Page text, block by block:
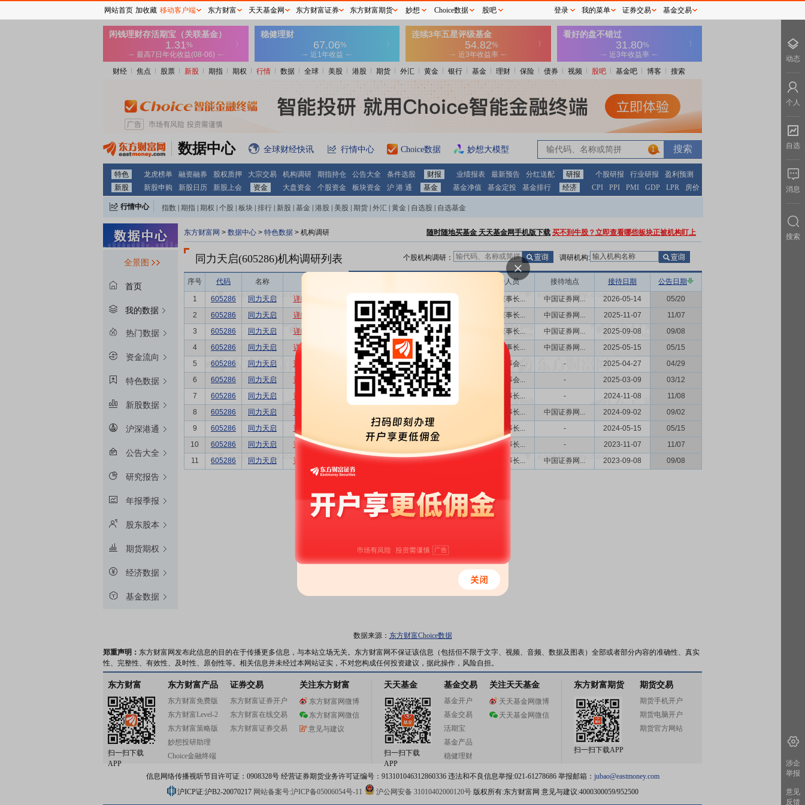
财经 焦点 股票 新股 期指 期权 行情 数据 全球 美股 港股 期货 外汇 黄金 银行 基金 理财 保险 债券 视频 股吧 基金吧 博客 搜索
数据中心 全球财经快讯 行情中心 Choice数据 妙想大模型 1
特色 龙虎榜单 融资融券 股权质押 大宗交易 机构调研 期指持仓 公告大全 条件选股 财报 业绩报表 最新预告 分红送配 研报 个股研报 行业研报
盈利预测
新股
新股申购 新股日历 新股上会 资金 大盘资金 个股资金 板块资金 沪 港 通 基金 基金净值 基金定投 基金排行 经济 CPI PPI PMI GDP LPR 房价
行情中心 指数 期指 期权 个股 板块 排行 新股 基金 港股 美股 期货 外汇 黄金 自选股 自选基金
全景图
首页
我的数据
热门数据
资金流向
特色数据
新股数据
沪深港通
公告大全
研究报告
年报季报
股东股本
期货期权
经济数据
基金数据
东方财富网 > 数据中心 > 特色数据 > 机构调研 随时随地买基金 天天基金网手机版下载 买不到牛股？立即查看哪些板块正被机构盯上
同力天启(605286)机构调研列表 个股机构调研： 调研机构:
序号 代码 名称 接待人员 接待地点 接待日期 公告日期
1 605286 同力天启 详细 1 业绩说明会,... 公司董事长... 中国证券网... 2026-05-14
05/20
2
605286 同力天启 详细 1 业绩说明会,... 公司董事长... 中国证券网... 2025-11-07
11/07
3
605286 同力天启 详细 1 业绩说明会,... 公司董事长... 中国证券网... 2025-09-08
09/08
4
605286 同力天启 详细 1 业绩说明会,... 公司董事长... 中国证券网... 2025-05-15
05/15
5
605286 同力天启 详细 22 分析师会议,... 公司董事会... - 2025-04-27
04/29
6
605286 同力天启 详细 19 分析师会议,... 公司董事会... - 2025-03-09
03/12
7
605286 同力天启 详细 1 业绩说明会,... 公司董事长... - 2024-11-08
11/08
8
605286 同力天启 详细 公司董事长... 中国证券网... 2024-09-02
09/02
9
605286 同力天启 详细 1 业绩说明会,... 公司董事长... - 2024-05-15
05/15
10
605286 同力天启 详细 数据 股吧 公司董事长... - 2023-11-07
11/07
11
605286 同力天启 详细 1 业绩说明会 公司董事长... 中国证券网... 2023-09-08 09/08
数据来源： 东方财富Choice数据
郑重声明： 东方财富网发布此信息的目的在于传播更多信息，与本站立场无关。东方财富网不保证该信息（包括但不限于文字、视频、音频、数据及图表）全部或者部分内容的准确性、真实
性、完整性、有效性、及时性、原创性等。相关信息并未经过本网站证实，不对您构成任何投资建议，据此操作，风险自担。
东方财富
扫一扫下载
APP
东方财富产品
东方财富免费版
东方财富Level-2
东方财富策略版
妙想投研助理
Choice金融终端
证券交易
东方财富证券开户
东方财富在线交易
东方财富证券交易
关注东方财富
东方财富网微博
东方财富网微信
意见与建议
天天基金
扫一扫下载
APP
基金交易
基金开户
基金交易
活期宝
基金产品
稳健理财
关注天天基金
天天基金网微博
天天基金网微信
东方财富期货
扫一扫下载APP
期货交易
期货手机开户
期货电脑开户
期货官方网站
信息网络传播视听节目许可证：0908328号 经营证券期货业务许可证编号：913101046312860336 违法和不良信息举报:021-61278686 举报邮箱： jubao@eastmoney.com
沪ICP证:沪B2-20070217 网站备案号:沪ICP备05006054号-11 沪公网安备 31010402000120号版权所有:东方财富网 意见与建议:4000300059/952500
网站首页 加收藏 移动客户端 东方财富 天天基金网 东方财富证券 东方财富期货 妙想 Choice数据 股吧 登录 我的菜单 证券交易 基金交易
动态
个人
自选
消息
搜索
涉企
举报
意见
反馈